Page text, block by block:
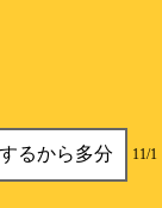
るから多分 11/1